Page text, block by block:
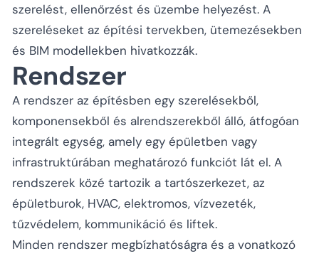
szerelést, ellenőrzést és üzembe helyezést. A
szereléseket az építési tervekben, ütemezésekben
és BIM modellekben hivatkozzák.
Rendszer
A rendszer az építésben egy szerelésekből,
komponensekből és alrendszerekből álló, átfogóan
integrált egység, amely egy épületben vagy
infrastruktúrában meghatározó funkciót lát el. A
rendszerek közé tartozik a tartószerkezet, az
épületburok, HVAC, elektromos, vízvezeték,
tűzvédelem, kommunikáció és liftek.
Minden rendszer megbízhatóságra és a vonatkozó